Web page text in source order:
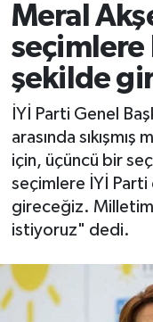
Meral
seçimlere
şekilde
İYİ Parti Genel
arasında
için, üçüncü bir
seçimlere İYİ Parti
gireceğiz.
istiyoruz" dedi.
Asayiş
Bilim - Teknoloji
Çevre - İklim
Dünya
Kültür - Sanat
Politika
Trafik Durumu
Süper Lig
Tüm
Son Dakika